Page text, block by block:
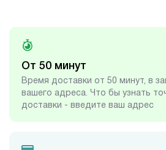
От 50 минут
Время доставки от 50 минут, в
вашего адреса. Что бы узнать
доставки - введите ваш адрес